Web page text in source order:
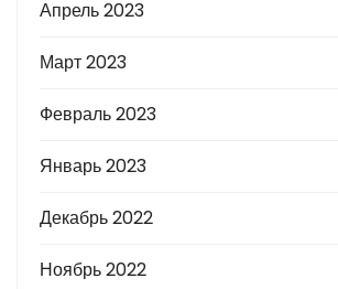
Апрель 2023
Март 2023
Февраль 2023
Январь 2023
Декабрь 2022
Ноябрь 2022